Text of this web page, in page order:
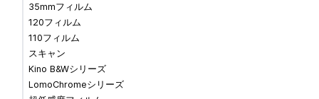
35mmフィルム
120フィルム
110フィルム
スキャン
Kino B&Wシリーズ
LomoChromeシリーズ